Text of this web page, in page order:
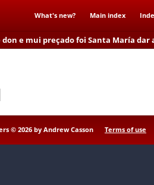
What's new? Main index
e mui preçado foi Santa María dar
© 2026 by Andrew Casson Terms of use